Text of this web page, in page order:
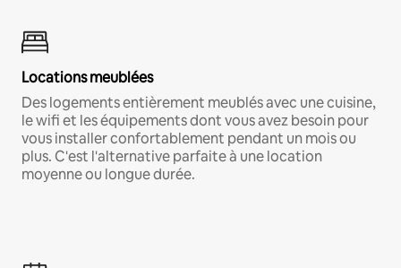
Locations meublées
Des logements entièrement meublés avec une cuisine,
le wifi et les équipements dont vous avez besoin pour
vous installer confortablement pendant un mois ou
plus. C'est l'alternative parfaite à une location
moyenne ou longue durée.